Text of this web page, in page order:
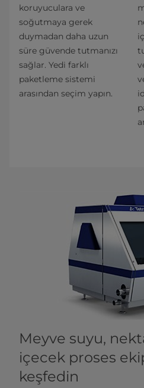
koruyuculara ve
soğutmaya gerek
duymadan daha uzun
süre güvende tutmanızı
sağlar. Yedi farklı
paketleme sistemi
arasından seçim yapın.
Meyve suyu,
içecek proses
keşfedin